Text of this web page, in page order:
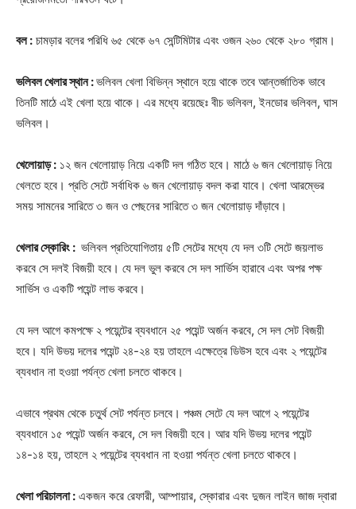
বল : চামড়ার বলের পরিধি ৬৫ থেকে ৬৭ সেন্টিমিটার এবং ওজন ২৬০ থেকে ২৮০ গ্রাম।
ভলিবল খেলার স্থান :ভলিবল খেলা বিভিন্ন স্থানে হয়ে থাকে তবে আন্তর্জাতিক ভাবে
তিনটি মাঠে এই খেলা হয়ে থাকে। এর মধ্যে রয়েছেঃ বীচ ভলিবল, ইনডোর ভলিবল, ঘাস
ভলিবল।
খেলোয়াড় : ১২ জন খেলোয়াড় নিয়ে একটি দল গঠিত হবে। মাঠে ৬ জন খেলোয়াড় নিয়ে
খেলতে হবে। প্রতি সেটে সর্বাধিক ৬ জন খেলোয়াড় বদল করা যাবে। খেলা আরম্ভের
সময় সামনের সারিতে ৩ জন ও পেছনের সারিতে ৩ জন খেলোয়াড় দাঁড়াবে।
খেলার স্কোরিং : ভলিবল প্রতিযোগিতায় ৫টি সেটের মধ্যে যে দল ৩টি সেটে জয়লাভ
করবে সে দলই বিজয়ী হবে। যে দল ভুল করবে সে দল সার্ভিস হারাবে এবং অপর পক্ষ
সার্ভিস ও একটি পয়েন্ট লাভ করবে।
যে দল আগে কমপক্ষে ২ পয়েন্টের ব্যবধানে ২৫ পয়েন্ট অর্জন করবে, সে দল সেট বিজয়ী
হবে। যদি উভয় দলের পয়েন্ট ২৪-২৪ হয় তাহলে এক্ষেত্রে ডিউস হবে এবং ২ পয়েন্টের
ব্যবধান না হওয়া পর্যন্ত খেলা চলতে থাকবে।
এভাবে প্রথম থেকে চতুর্থ সেট পর্যন্ত চলবে। পঞ্চম সেটে যে দল আগে ২ পয়েন্টের
ব্যবধানে ১৫ পয়েন্ট অর্জন করবে, সে দল বিজয়ী হবে। আর যদি উভয় দলের পয়েন্ট
১৪-১৪ হয়, তাহলে ২ পয়েন্টের ব্যবধান না হওয়া পর্যন্ত খেলা চলতে থাকবে।
খেলা পরিচালনা : একজন করে রেফারী, আম্পায়ার, স্কোরার এবং দুজন লাইন জাজ দ্বারা